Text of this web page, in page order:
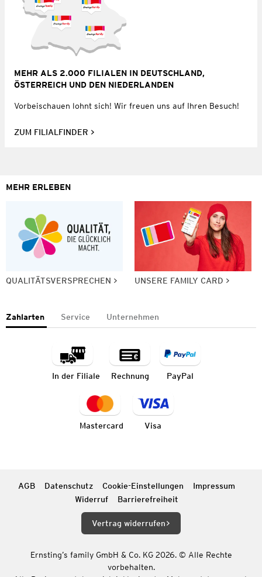
MEHR ALS 2.000 FILIALEN IN DEUTSCHLAND,
ÖSTERREICH UND DEN NIEDERLANDEN
Vorbeischauen lohnt sich! Wir freuen uns auf Ihren Besuch!
ZUM FILIALFINDER
MEHR ERLEBEN
QUALITÄTSVERSPRECHEN UNSERE FAMILY CARD
Zahlarten Service Unternehmen
In der Filiale Rechnung PayPal
Mastercard Visa
AGB Datenschutz Cookie-Einstellungen
Impressum
Widerruf
Barrierefreiheit
Vertrag widerrufen
Ernsting’s family GmbH & Co. KG 2026. © Alle Rechte
vorbehalten.